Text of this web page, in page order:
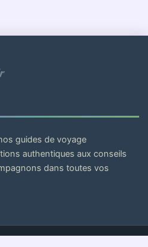
guides de voyage
authentiques aux conseils
dans toutes vos